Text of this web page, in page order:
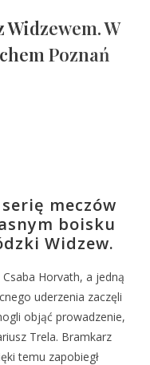
Widzewem. W
Poznań
meczów
boisku
Widzew.
Horvath, a jedną
uderzenia zaczęli
objąć prowadzenie,
Trela. Bramkarz
temu zapobiegł